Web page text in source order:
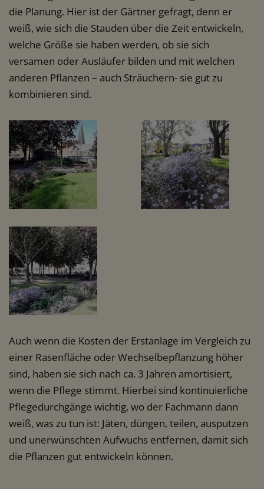
die Planung. Hier ist der Gärtner gefragt, denn er
weiß, wie sich die Stauden über die Zeit entwickeln,
welche Größe sie haben werden, ob sie sich
versamen oder Ausläufer bilden und mit welchen
anderen Pflanzen – auch Sträuchern- sie gut zu
kombinieren sind.
Auch wenn die Kosten der Erstanlage im Vergleich zu
einer Rasenfläche oder Wechselbepflanzung höher
sind, haben sie sich nach ca. 3 Jahren amortisiert,
wenn die Pflege stimmt. Hierbei sind kontinuierliche
Pflegedurchgänge wichtig, wo der Fachmann dann
weiß, was zu tun ist: Jäten, düngen, teilen, ausputzen
und unerwünschten Aufwuchs entfernen, damit sich
die Pflanzen gut entwickeln können.